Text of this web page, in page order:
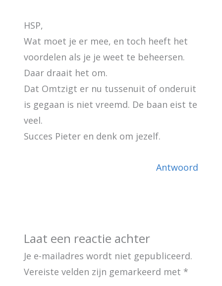
HSP,
Wat moet je er mee, en toch heeft het
voordelen als je je weet te beheersen.
Daar draait het om.
Dat Omtzigt er nu tussenuit of onderuit
is gegaan is niet vreemd. De baan eist te
veel.
Succes Pieter en denk om jezelf.
Antwoord
Laat een reactie achter
Je e-mailadres wordt niet gepubliceerd.
Vereiste velden zijn gemarkeerd met *